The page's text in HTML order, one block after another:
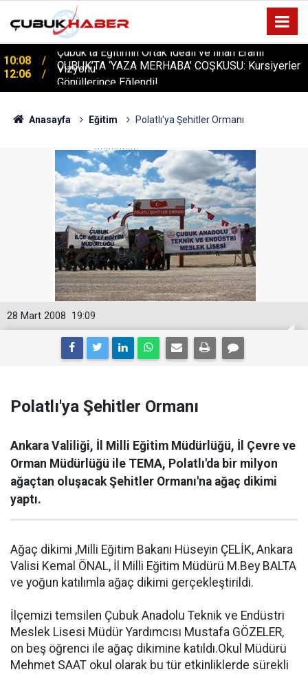
12:06
ÇUBUK’TA ‘YAZA MERHABA’ COŞKUSU: Kursiyerler
Gönüllerince Eğlendi!
Anasayfa Eğitim Polatlı'ya Şehitler Ormanı
19:09
28 Mart 2008
Polatlı'ya Şehitler Ormanı
Ankara Valiliği, İl Milli Eğitim Müdürlüğü, İl Çevre ve
Orman Müdürlüğü ile TEMA, Polatlı'da bir milyon
ağaçtan oluşacak Şehitler Ormanı'na ağaç dikimi
yaptı.
Ağaç dikimi ,Milli Eğitim Bakanı Hüseyin ÇELİK, Ankara
Valisi Kemal ÖNAL, İl Milli Eğitim Müdürü M.Bey BALTA
ve yoğun katılımla ağaç dikimi gerçekleştirildi.
İlçemizi temsilen Çubuk Anadolu Teknik ve Endüstri
Meslek Lisesi Müdür Yardımcısı Mustafa GÖZELER,
on beş öğrenci ile ağaç dikimine katıldı.Okul Müdürü
Mehmet SAAT okul olarak bu tür etkinliklerde sürekli